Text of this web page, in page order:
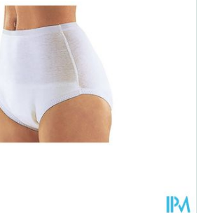
Température ambiante (15°C -
25°C)